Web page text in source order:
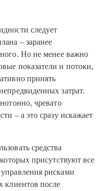
следует
– заранее
Но не менее важно
показатели и потоки,
принять
затрат.
чревато
– а это сразу искажает
средства
присутствуют все
рисками
клиентов после